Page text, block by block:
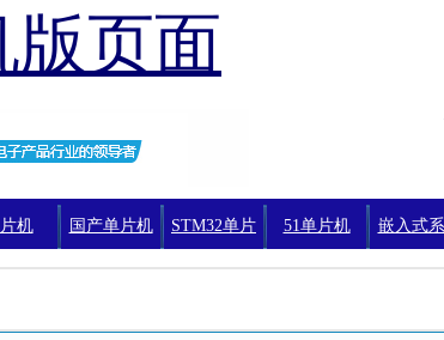
版页面
机 国产单片机 STM32单片 51单片机 嵌入式